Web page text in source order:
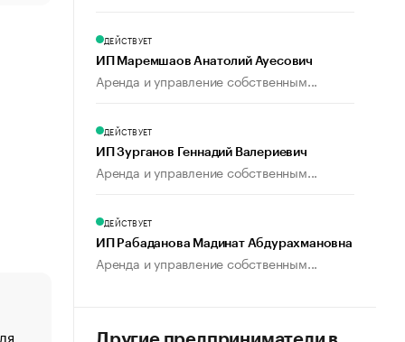
«От спорта тело стареет иначе». Как живет глава
ДЕЙСТВУЕТ
ИП Маремшаов Анатолий Ауесович
Аренда и управление собственным...
ДЕЙСТВУЕТ
ИП Зурганов Геннадий Валериевич
Аренда и управление собственным...
ДЕЙСТВУЕТ
ИП Рабаданова Мадинат Абдурахмановна
Аренда и управление собственным...